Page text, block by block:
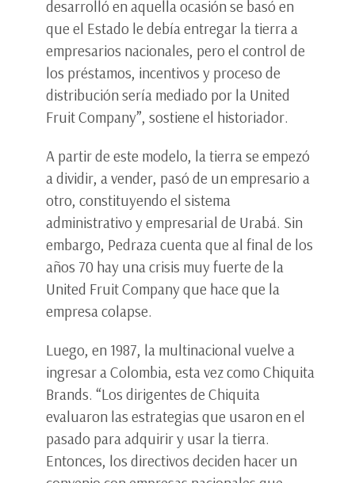
desarrolló en aquella ocasión se basó en
que el Estado le debía entregar la tierra a
empresarios nacionales, pero el control de
los préstamos, incentivos y proceso de
distribución sería mediado por la United
Fruit Company”, sostiene el historiador.
A partir de este modelo, la tierra se empezó
a dividir, a vender, pasó de un empresario a
otro, constituyendo el sistema
administrativo y empresarial de Urabá. Sin
embargo, Pedraza cuenta que al final de los
años 70 hay una crisis muy fuerte de la
United Fruit Company que hace que la
empresa colapse.
Luego, en 1987, la multinacional vuelve a
ingresar a Colombia, esta vez como Chiquita
Brands. “Los dirigentes de Chiquita
evaluaron las estrategias que usaron en el
pasado para adquirir y usar la tierra.
Entonces, los directivos deciden hacer un